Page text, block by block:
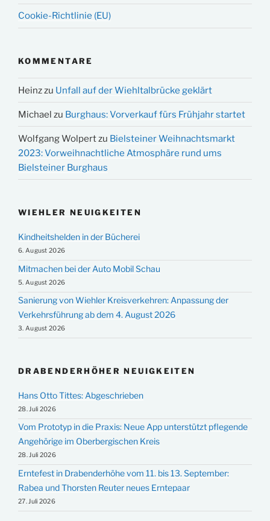
Cookie-Richtlinie (EU)
KOMMENTARE
Heinzzu Unfall auf der Wiehltalbrücke geklärt
Michael zu Burghaus: Vorverkauf fürs Frühjahr startet
Wolfgang Wolpertzu Bielsteiner Weihnachtsmarkt
2023: Vorweihnachtliche Atmosphäre rund ums
Bielsteiner Burghaus
WIEHLER NEUIGKEITEN
Kindheitshelden in der Bücherei
6. August 2026
Mitmachen bei der Auto Mobil Schau
5. August 2026
Sanierung von Wiehler Kreisverkehren: Anpassung der
Verkehrsführung ab dem 4. August 2026
3. August 2026
DRABENDERHÖHER NEUIGKEITEN
Hans Otto Tittes: Abgeschrieben
28. Juli 2026
Vom Prototyp in die Praxis: Neue App unterstützt pflegende
Angehörige im Oberbergischen Kreis
28. Juli 2026
Erntefest in Drabenderhöhe vom 11. bis 13. September:
Rabea und Thorsten Reuter neues Erntepaar
27. Juli 2026